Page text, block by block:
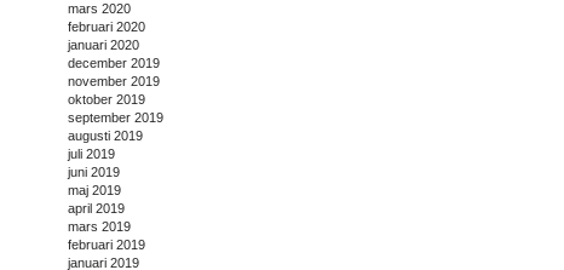
mars 2020
februari 2020
januari 2020
december 2019
november 2019
oktober 2019
september 2019
augusti 2019
juli 2019
juni 2019
maj 2019
april 2019
mars 2019
februari 2019
januari 2019